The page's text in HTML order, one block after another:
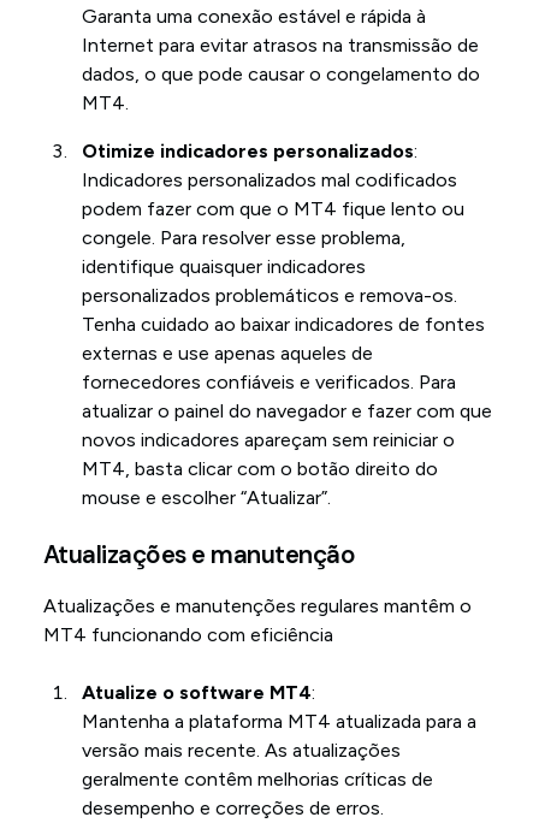
Garanta uma conexão estável e rápida à
Internet para evitar atrasos na transmissão de
dados, o que pode causar o congelamento do
MT4.
Otimize indicadores personalizados:
Indicadores personalizados mal codificados
podem fazer com que o MT4 fique lento ou
congele. Para resolver esse problema,
identifique quaisquer indicadores
personalizados problemáticos e remova-os.
Tenha cuidado ao baixar indicadores de fontes
externas e use apenas aqueles de
fornecedores confiáveis e verificados. Para
atualizar o painel do navegador e fazer com que
novos indicadores apareçam sem reiniciar o
MT4, basta clicar com o botão direito do
mouse e escolher “Atualizar”.
Atualizações e manutenção
Atualizações e manutenções regulares mantêm o
MT4 funcionando com eficiência
Atualize o software MT4:
Mantenha a plataforma MT4 atualizada para a
versão mais recente. As atualizações
geralmente contêm melhorias críticas de
desempenho e correções de erros.